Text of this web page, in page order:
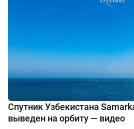
Спутник Узбекистана
выведен на орбиту — видео